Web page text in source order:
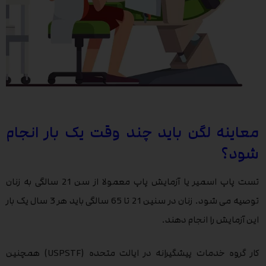
معاینه لگن باید چند وقت یک بار انجام
شود؟
تست پاپ اسمیر یا آزمایش پاپ معمولا از سن 21 سالگی به زنان
توصیه می شود. زنان در سنین 21 تا 65 سالگی باید هر 3 سال یک بار
این آزمایش را انجام دهند.
کار گروه خدمات پیشگیرانه در ایالت متحده (USPSTF) همچنین